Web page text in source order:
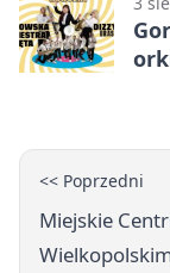
<< Poprzedni
Miejskie